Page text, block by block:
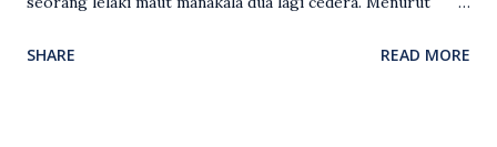
kejadian berlaku sekitar jam 11 malam dan pihak polis
SHARE READ MORE